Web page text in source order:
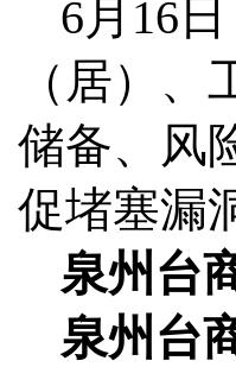
6月16
（居）
储备、风
促堵塞漏
泉州台
泉州台